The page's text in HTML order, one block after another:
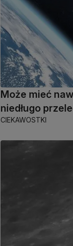
Może mieć
niedługo
CIEKAWOSTKI